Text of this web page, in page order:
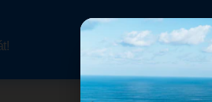
+36 20